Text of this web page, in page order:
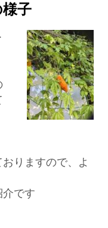
子
りますので、よ
です